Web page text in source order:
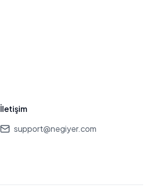
İletişim
support@negiyer.com